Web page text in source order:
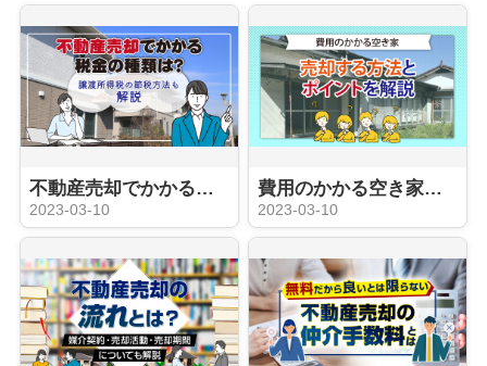
不動産売却でかかる税金の種類は？譲渡所得税の節税方法も解説
2023-03-10
費用のかかる空き家を売却する方法とポイントを解説
2023-03-10